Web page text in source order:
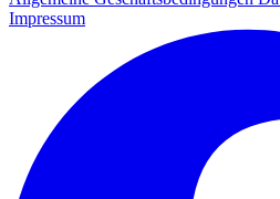
Impressum